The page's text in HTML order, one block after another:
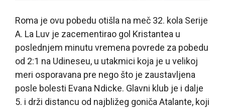
Roma je ovu pobedu otišla na meč 32. kola Serije
A. La Luv je zacementirao gol Kristantea u
poslednjem minutu vremena povrede za pobedu
od 2:1 na Udineseu, u utakmici koja je u velikoj
meri osporavana pre nego što je zaustavljena
posle bolesti Evana Ndicke. Glavni klub je i dalje
5. i drži distancu od najbližeg goniča Atalante, koji